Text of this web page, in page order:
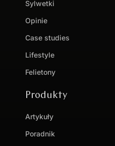
Sylwetki
Opinie
Case studies
Lifestyle
Felietony
Produkty
Artykuły
Poradnik